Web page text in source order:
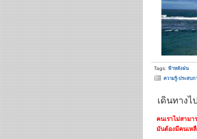
Tags: ฟ้าหลังฝน
ความรู้-ประสบ
เดินทางไ
คนเราไม่สาม
มันต้องมีคนเห